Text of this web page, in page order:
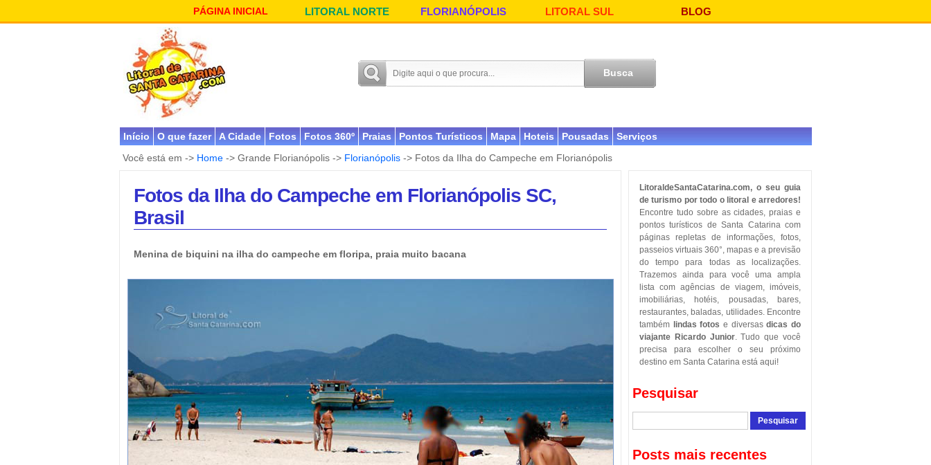
PÁGINA INICIAL LITORAL NORTE FLORIANÓPOLIS LITORAL SUL BLOG
Início O que fazer A Cidade Fotos Fotos 360º Praias Pontos Turísticos Mapa Hoteis Pousadas
Serviços
Você está em -> Home -> Grande Florianópolis -> Florianópolis -> Fotos da Ilha do Campeche em Florianópolis
Fotos da Ilha do Campeche em Florianópolis SC,
Brasil
Menina de biquini na ilha do campeche em floripa, praia muito bacana
LitoraldeSantaCatarina.com, o seu guia
de turismo por todo o litoral e arredores!
Encontre tudo sobre as cidades, praias e
pontos turísticos de Santa Catarina com
páginas repletas de informações, fotos,
passeios virtuais 360°, mapas e a previsão
do tempo para todas as localizações.
Trazemos ainda para você uma ampla
lista com agências de viagem, imóveis,
imobiliárias, hotéis, pousadas, bares,
restaurantes, baladas, utilidades. Encontre
também
lindas fotos e diversasdicas do
viajante Ricardo Junior. Tudo que você
precisa para escolher o seu próximo
destino em Santa Catarina está aqui!
Pesquisar
Posts mais recentes